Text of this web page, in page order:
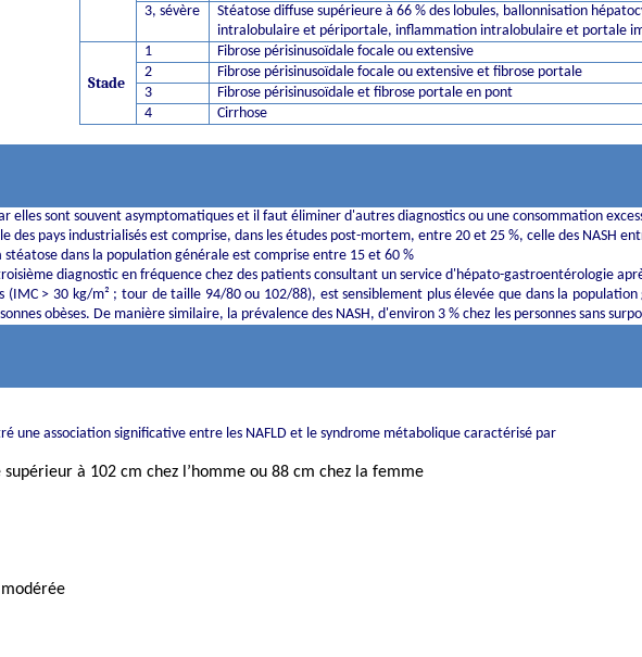
3, sévère
Stéatose diffuse supérieure à 66 % des lobules, ballonnisation
intralobulaire et périportale, inflammation intralobulaire et portale
Stade
1
Fibrose périsinusoïdale focale ou extensive
2
Fibrose périsinusoïdale focale ou extensive et fibrose portale
3
Fibrose périsinusoïdale et fibrose portale en pont
4
Cirrhose
elles sont souvent asymptomatiques et il faut éliminer d'autres diagnostics ou une consommation
des pays industrialisés est comprise, dans les études post-mortem, entre 20 et 25 %, celle des NASH
dans la population générale est comprise entre 15 et 60 %
diagnostic en fréquence chez des patients consultant un service d'hépato-gastroentérologie
(IMC > 30 kg/m² ; tour de taille 94/80 ou 102/88), est sensiblement plus élevée que dans la
obèses. De manière similaire, la prévalence des NASH, d'environ 3 % chez les personnes sans
une association significative entre les NAFLD et le syndrome métabolique caractérisé par
à 102 cm chez l’homme ou 88 cm chez la femme